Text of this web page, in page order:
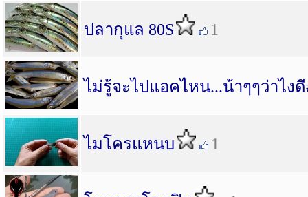
ปลากุแล 80S 1
ไม่รู้จะไปแอคไหน...น้าๆๆว่าไงดี
ไมโครแหนบ 1